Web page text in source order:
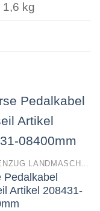
1,6 kg
BOWDENZUG LANDMASCHINEN
Pedalkabel
Artikel 208431-